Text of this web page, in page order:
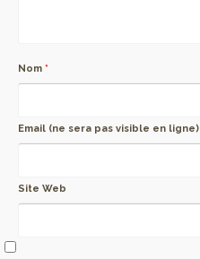
Nom *
Email (ne sera pas visible en ligne)
Site Web